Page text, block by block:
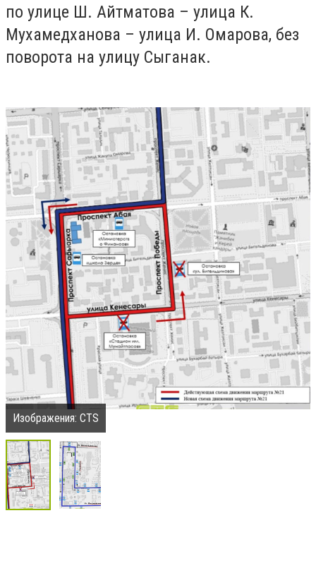
по улице Ш. Айтматова – улица К.
Мухамедханова – улица И. Омарова, без
поворота на улицу Сыганак.
Изображения: CTS